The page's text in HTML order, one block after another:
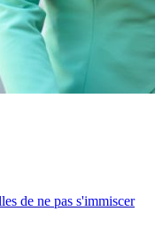
de ne pas s'immiscer